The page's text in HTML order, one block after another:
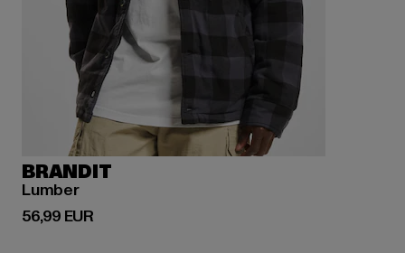
BRANDIT
Lumber
56,99 EUR
Derzeitiger Preis: 56,99 EUR